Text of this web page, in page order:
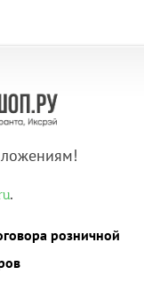
.
розничной